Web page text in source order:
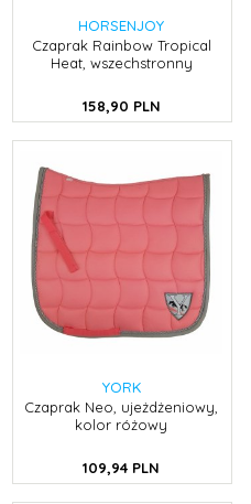
HORSENJOY
Czaprak Rainbow Tropical
Heat, wszechstronny
158,90 PLN
YORK
Czaprak Neo, ujeżdżeniowy,
kolor różowy
109,94 PLN